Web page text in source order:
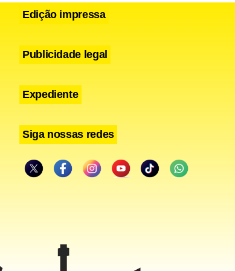
Edição impressa
Publicidade legal
Expediente
Siga nossas redes